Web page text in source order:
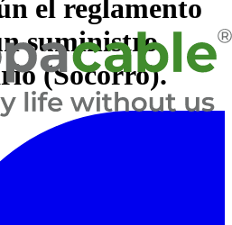
el reglamento
suministro
(Socorro).